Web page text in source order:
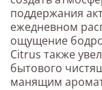
поддержания
ежедневном
ощущение
Citrus также
бытового
манящим